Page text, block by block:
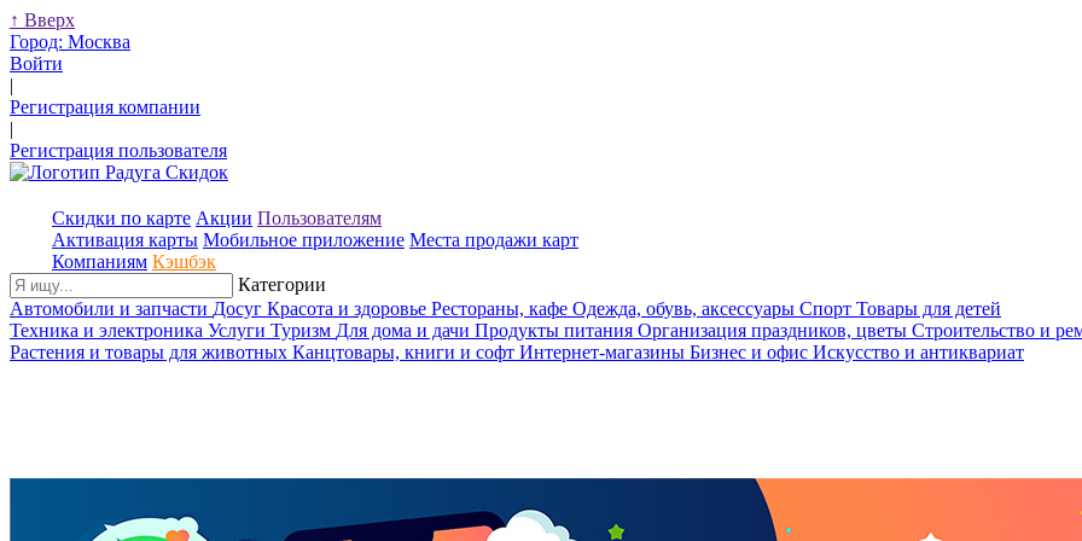
↑ Вверх
Город: Москва
Войти
|
Регистрация компании
|
Регистрация пользователя
Скидки по карте Акции Пользователям
Активация карты Мобильное приложение Места продажи карт
Компаниям Кэшбэк
Категории
Автомобили и запчасти Досуг Красота и здоровье Рестораны, кафе Одежда, обувь, аксессуары Спорт Товары для детей
Техника и электроника Услуги Туризм Для дома и дачи Продукты питания Организация праздников, цветы Строительство и
Растения и товары для животных Канцтовары, книги и софт Интернет-магазины Бизнес и офис Искусство и антиквариат